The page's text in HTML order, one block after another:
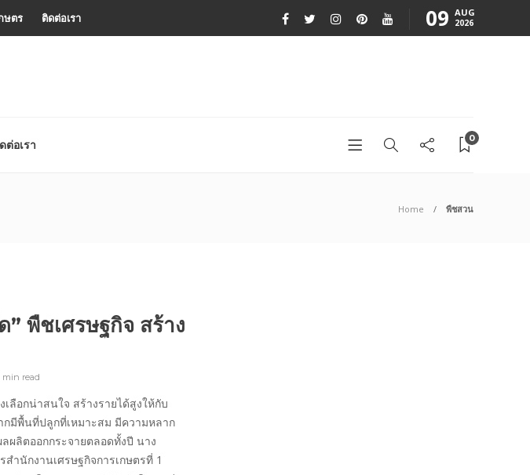
ษตร ติดต่อเรา 09 AUG
2026
ต่อเรา 0
Home พืชสวน
” พืชเศรษฐกิจ สร้าง
min read
ลือกน่าสนใจ สร้างรายได้สูงให้กับ
กมีพื้นที่ปลูกที่เหมาะสม มีความหลาก
ผลิตออกกระจายตลอดทั้งปี นาง
ำนักงานเศรษฐกิจการเกษตรที่ 1